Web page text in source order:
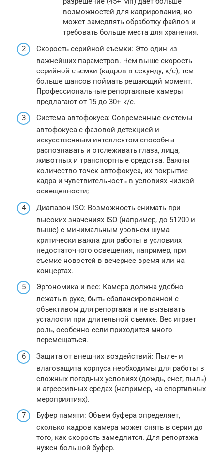
возможностей для кадрирования, но
может замедлять обработку файлов и
требовать больше места для хранения.
Скорость серийной съемки: Это один из
важнейших параметров. Чем выше скорость
серийной съемки (кадров в секунду, к/с), тем
больше шансов поймать решающий момент.
Профессиональные репортажные камеры
предлагают от 15 до 30+ к/с.
Система автофокуса: Современные системы
автофокуса с фазовой детекцией и
искусственным интеллектом способны
распознавать и отслеживать глаза, лица,
животных и транспортные средства. Важны
количество точек автофокуса, их покрытие
кадра и чувствительность в условиях низкой
освещенности;
Диапазон ISO: Возможность снимать при
высоких значениях ISO (например, до 51200 и
выше) с минимальным уровнем шума
критически важна для работы в условиях
недостаточного освещения, например, при
съемке новостей в вечернее время или на
концертах.
Эргономика и вес: Камера должна удобно
лежать в руке, быть сбалансированной с
объективом для репортажа и не вызывать
усталости при длительной съемке. Вес играет
роль, особенно если приходится много
перемещаться.
Защита от внешних воздействий: Пыле- и
влагозащита корпуса необходимы для работы в
сложных погодных условиях (дождь, снег, пыль)
и агрессивных средах (например, на спортивных
мероприятиях).
Буфер памяти: Объем буфера определяет,
сколько кадров камера может снять в серии до
того, как скорость замедлится. Для репортажа
нужен большой буфер.